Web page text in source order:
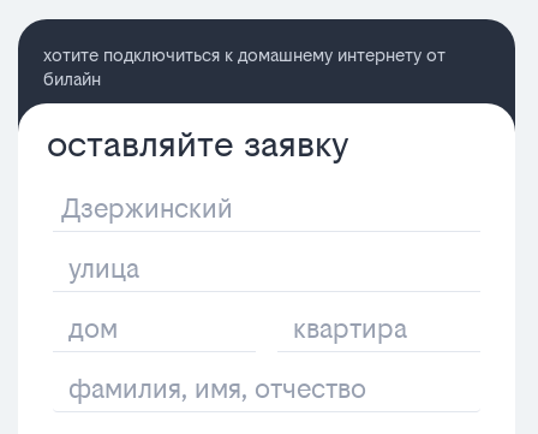
хотите подключиться к домашнему интернету от
билайн
оставляйте заявку